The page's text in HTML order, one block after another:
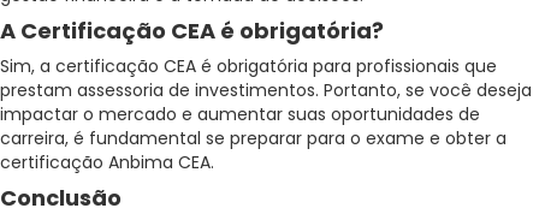
A Certificação CEA é obrigatória?
Sim, a certificação CEA é obrigatória para profissionais que
prestam assessoria de investimentos. Portanto, se você deseja
impactar o mercado e aumentar suas oportunidades de
carreira, é fundamental se preparar para o exame e obter a
certificação Anbima CEA.
Conclusão